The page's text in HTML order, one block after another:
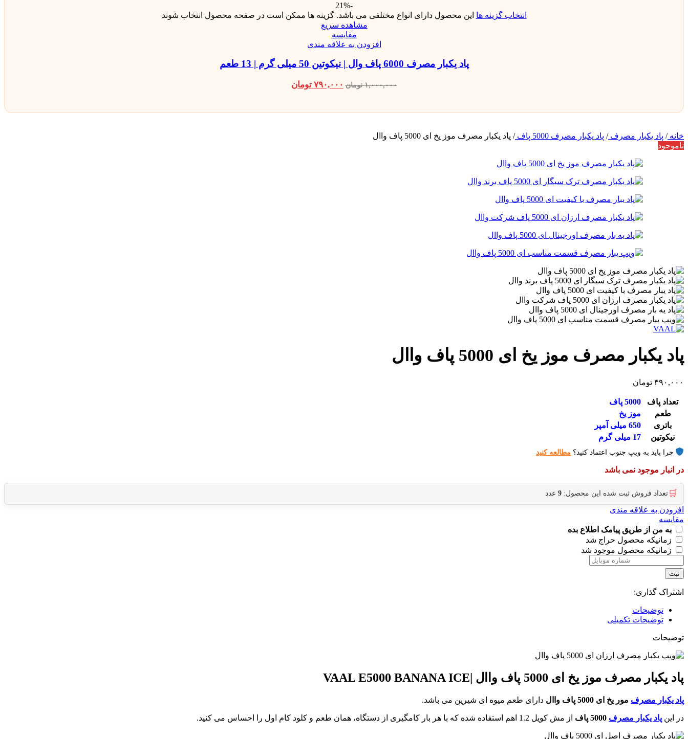
-21%
انتخاب گزینه ها این محصول دارای انواع مختلفی می باشد. گزینه ها ممکن است در صفحه محصول انتخاب شوند
مشاهده سریع
مقایسه
افزودن به علاقه مندی
پاد یکبار مصرف 6000 پاف وال | نیکوتین 50 میلی گرم | 13 طعم
۱,۰۰۰,۰۰۰ تومان ۷۹۰,۰۰۰ تومان
خانه/ پاد یکبار مصرف/ پاد یکبار مصرف 5000 پاف / پاد یکبار مصرف موز یخ ای 5000 پاف واال
ناموجود
پاد یکبار مصرف موز یخ ای 5000 پاف واال
۴۹۰,۰۰۰ تومان
تعداد پاف
5000 پاف
طعم
موز یخ
باتری
650 میلی آمپر
نیکوتین
17 میلی گرم
چرا باید به ویپ جنوب اعتماد کنید؟ مطالعه کنید
در انبار موجود نمی باشد
🛒 تعداد فروش ثبت شده این محصول: 9 عدد
افزودن به علاقه مندی
مقایسه
به من از طریق پیامک اطلاع بده
زمانیکه محصول حراج شد
زمانیکه محصول موجود شد
ثبت
اشتراک گذاری:
توضیحات
توضیحات تکمیلی
توضیحات
پاد یکبار مصرف موز یخ ای 5000 پاف واال |VAAL E 5000 BANANA ICE
پاد یکبار مصرف مور یخ ای 5000 پاف واال دارای طعم میوه ای شیرین می باشد.
در این پاد یکبار مصرف از مش کویل 1.2 اهم استفاده شده که با هر بار کامگیری از دستگاه، همان طعم و کلود کام اول را احساس می کنید.